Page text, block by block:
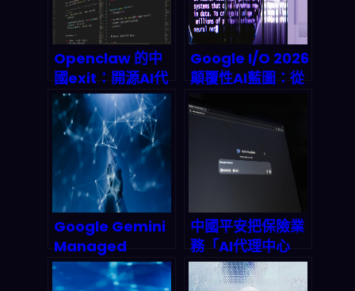
Openclaw 的中
國exit：開源AI代
理如何觸礁數據隱
私新規？
Google I/O 2026
顛覆性AI藍圖：從
Unlimited到端對
端自動化，下一代
雲端Agentic革命
全解析
Google Gemini
Managed
Agents 深度拆
解：一次 API 呼叫
中國平安把保險業
務「AI代理中心
化」後，2026年
你該怎麼讀懂這盤